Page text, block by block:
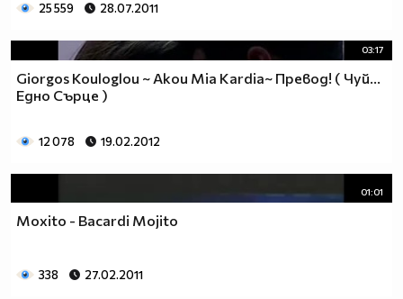
25 559 28.07.2011
03:17
Giorgos Kouloglou ~ Akou Mia Kardia~ Превод! ( Чуй...
Едно Сърце )
12 078 19.02.2012
01:01
Moxito - Bacardi Mojito
338 27.02.2011